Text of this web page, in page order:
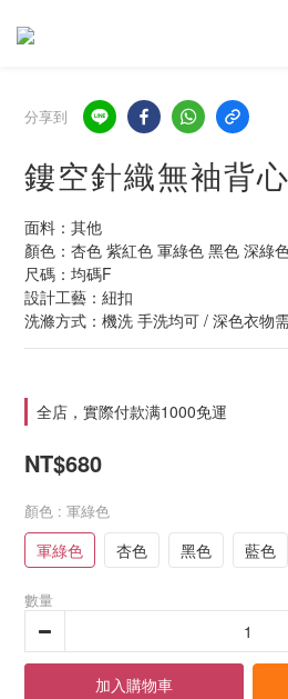
分享到
鏤空針織無袖背
面料：其他
顏色：杏色 紫紅色 軍綠色 黑色 深綠
尺碼：均碼F
設計工藝：紐扣
洗滌方式：機洗 手洗均可 / 深色衣物
全店，實際付款满1000免運
NT$680
顏色 : 軍綠色
軍綠色 杏色 黑色 藍色
數量
加入購物車